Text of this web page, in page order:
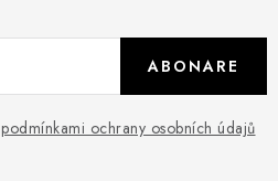
podmínkami ochrany osobních údajů
ABONARE